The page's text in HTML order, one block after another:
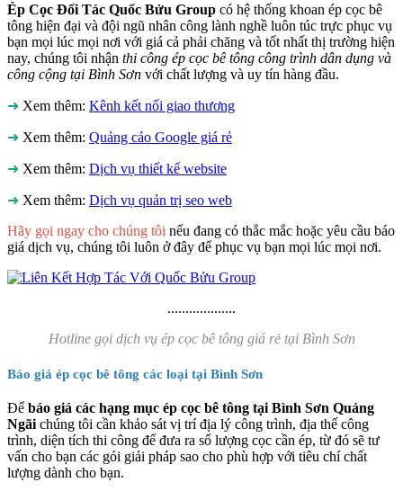
Ép Cọc Đối Tác Quốc Bửu Group có hệ thống khoan ép cọc bê
tông hiện đại và đội ngũ nhân công lành nghề luôn túc trực phục vụ
bạn mọi lúc mọi nơi với giá cả phải chăng và tốt nhất thị trường hiện
nay, chúng tôi nhận thi công ép cọc bê tông công trình dân dụng và
công cộng tại Bình Sơn với chất lượng và uy tín hàng đầu.
➜ Xem thêm: Kênh kết nối giao thương
➜ Xem thêm: Quảng cáo Google giá rẻ
➜ Xem thêm: Dịch vụ thiết kế website
➜ Xem thêm: Dịch vụ quản trị seo web
Hãy gọi ngay cho chúng tôi nếu đang có thắc mắc hoặc yêu cầu báo
giá dịch vụ, chúng tôi luôn ở đây để phục vụ bạn mọi lúc mọi nơi.
...................
Hotline gọi dịch vụ ép cọc bê tông giá rẻ tại Bình Sơn
Báo giá ép cọc bê tông các loại tại Bình Sơn
Để báo giá các hạng mục ép cọc bê tông tại Bình Sơn Quảng
Ngãi chúng tôi cần khảo sát vị trí địa lý công trình, địa thế công
trình, diện tích thi công để đưa ra số lượng cọc cần ép, từ đó sẽ tư
vấn cho bạn các gói giải pháp sao cho phù hợp với tiêu chí chất
lượng dành cho bạn.